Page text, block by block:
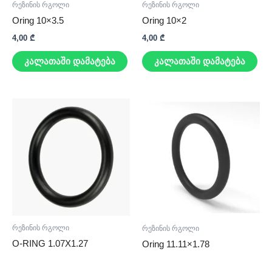
რეზინის რგოლი
Oring 10×3.5
4,00 ₾
კალათაში დამატება
რეზინის რგოლი
Oring 10×2
4,00 ₾
კალათაში დამატება
რეზინის რგოლი
O-RING 1.07X1.27
რეზინის რგოლი
Oring 11.11×1.78